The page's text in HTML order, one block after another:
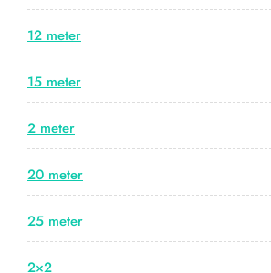
12 meter
15 meter
2 meter
20 meter
25 meter
2×2